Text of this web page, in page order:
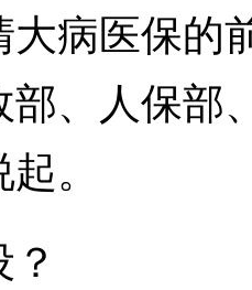
医保的
、人保部
。